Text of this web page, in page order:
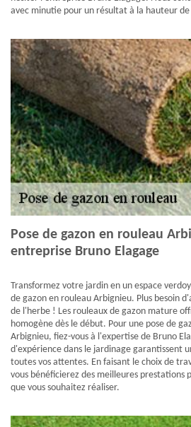
avec minutie pour un résultat à la hauteur
Pose de gazon en rouleau
entreprise Bruno Elagage
Transformez votre jardin en un espace
de gazon en rouleau Arbignieu. Plus besoin
de l'herbe ! Les rouleaux de gazon mature
homogène dès le début. Pour une pose de
Arbignieu, fiez-vous à l'expertise de Bruno
d'expérience dans le jardinage garantissent
toutes vos attentes. En faisant le choix de
vous bénéficierez des meilleures prestations
que vous souhaitez réaliser.